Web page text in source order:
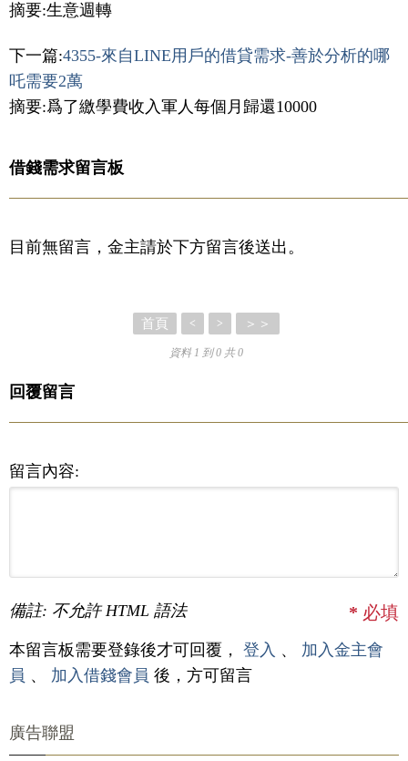
摘要:生意週轉
下一篇:4355-來自LINE用戶的借貸需求-善於分析的哪
吒需要2萬
摘要:爲了繳學費收入軍人每個月歸還10000
借錢需求留言板
目前無留言，金主請於下方留言後送出。
首頁 < > ＞＞
資料 1 到 0 共 0
回覆留言
留言內容:
備註: 不允許 HTML 語法 * 必填
本留言板需要登錄後才可回覆， 登入 、 加入金主會
員 、 加入借錢會員 後，方可留言
廣告聯盟